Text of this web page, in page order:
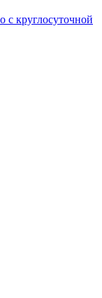
круглосуточной